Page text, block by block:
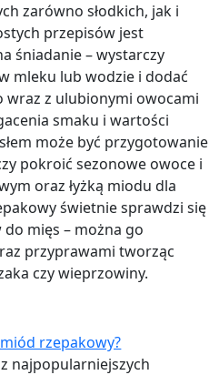
zarówno słodkich, jak i
przepisów jest
śniadanie – wystarczy
mleku lub wodzie i dodać
wraz z ulubionymi owocami
smaku i wartości
może być przygotowanie
pokroić sezonowe owoce i
oraz łyżką miodu dla
świetnie sprawdzi się
mięs – można go
przyprawami tworząc
czy wieprzowiny.
rzepakowy?
najpopularniejszych